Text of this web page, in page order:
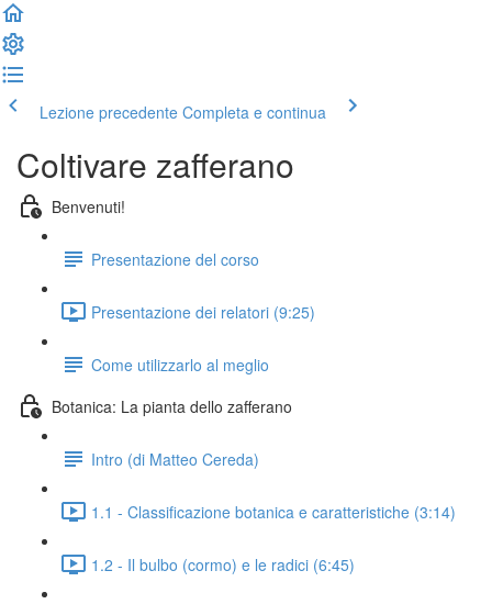
Lezione precedente Completa e continua
Coltivare zafferano
Benvenuti!
Presentazione del corso
Presentazione dei relatori (9:25)
Come utilizzarlo al meglio
Botanica: La pianta dello zafferano
Intro (di Matteo Cereda)
1.1 - Classificazione botanica e caratteristiche (3:14)
1.2 - Il bulbo (cormo) e le radici (6:45)